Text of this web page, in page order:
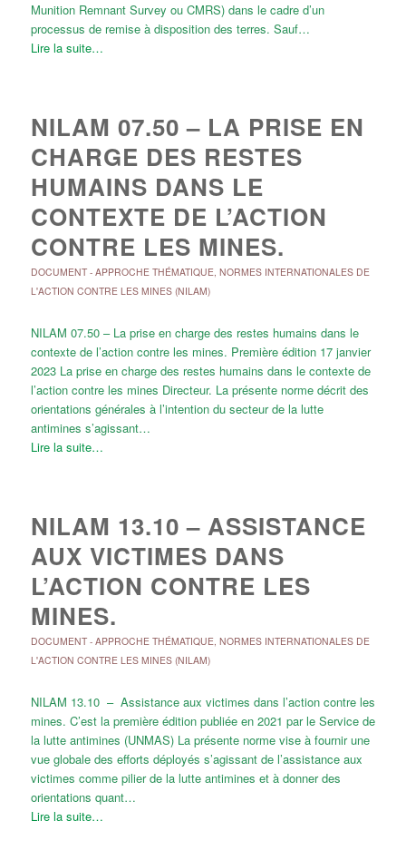
Munition Remnant Survey ou CMRS) dans le cadre d’un
processus de remise à disposition des terres. Sauf…
Lire la suite…
NILAM 07.50 – LA PRISE EN
CHARGE DES RESTES
HUMAINS DANS LE
CONTEXTE DE L’ACTION
CONTRE LES MINES.
DOCUMENT- APPROCHE THÉMATIQUE, NORMES INTERNATIONALES DE
L'ACTION CONTRE LES MINES (NILAM)
NILAM 07.50 – La prise en charge des restes humains dans le
contexte de l’action contre les mines. Première édition 17 janvier
2023 La prise en charge des restes humains dans le contexte de
l’action contre les mines Directeur. La présente norme décrit des
orientations générales à l’intention du secteur de la lutte
antimines s’agissant…
Lire la suite…
NILAM 13.10 – ASSISTANCE
AUX VICTIMES DANS
L’ACTION CONTRE LES
MINES.
DOCUMENT- APPROCHE THÉMATIQUE, NORMES INTERNATIONALES DE
L'ACTION CONTRE LES MINES (NILAM)
NILAM 13.10 – Assistance aux victimes dans l’action contre les
mines. C’est la première édition publiée en 2021 par le Service de
la lutte antimines (UNMAS) La présente norme vise à fournir une
vue globale des efforts déployés s’agissant de l’assistance aux
victimes comme pilier de la lutte antimines et à donner des
orientations quant…
Lire la suite…